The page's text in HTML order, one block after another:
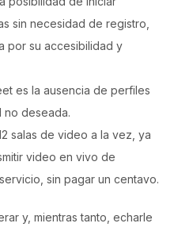
sin necesidad de registro,
por su accesibilidad y
es la ausencia de perfiles
no deseada.
salas de video a la vez, ya
video en vivo de
sin pagar un centavo.
y, mientras tanto, echarle